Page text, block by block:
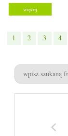
więcej
1 2 3 4